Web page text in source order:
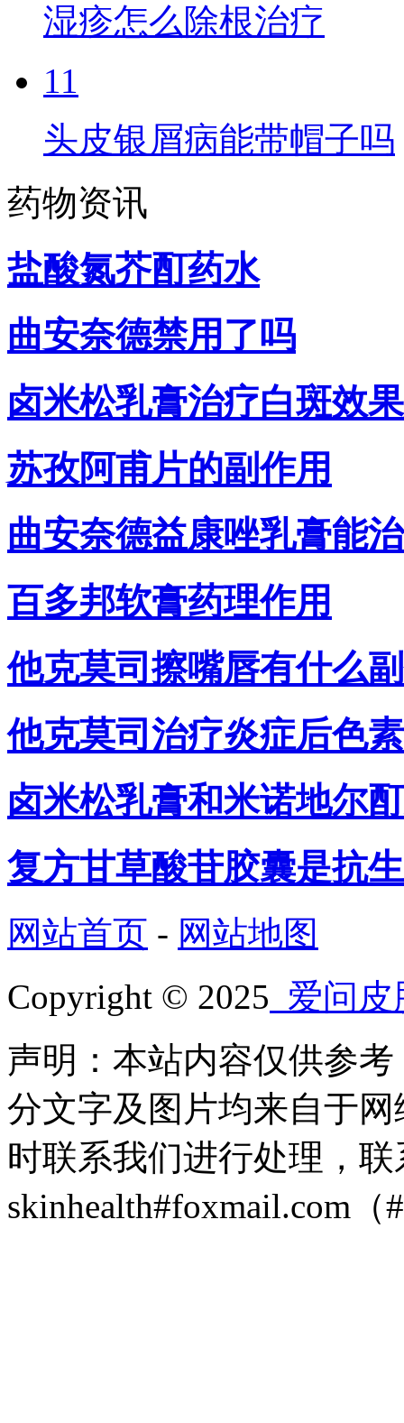
湿疹怎么除根治疗
11
头皮银屑病能带帽子吗
药物资讯
盐酸氮芥酊药水
曲安奈德禁用了吗
卤米松乳膏治疗白斑效
苏孜阿甫片的副作用
曲安奈德益康唑乳膏能
百多邦软膏药理作用
他克莫司擦嘴唇有什么
他克莫司治疗炎症后色
卤米松乳膏和米诺地尔
复方甘草酸苷胶囊是抗
网站首页 - 网站地图
Copyright © 2025 爱问皮
声明：本站内容仅供参
分文字及图片均来自于
时联系我们进行处理，
skinhealth#foxmail.com（